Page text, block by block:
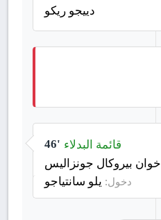
دييجو ريكو
46' قائمة البدلاء
خوان بيروكال جونزاليس
دخول: يلو سانتياجو